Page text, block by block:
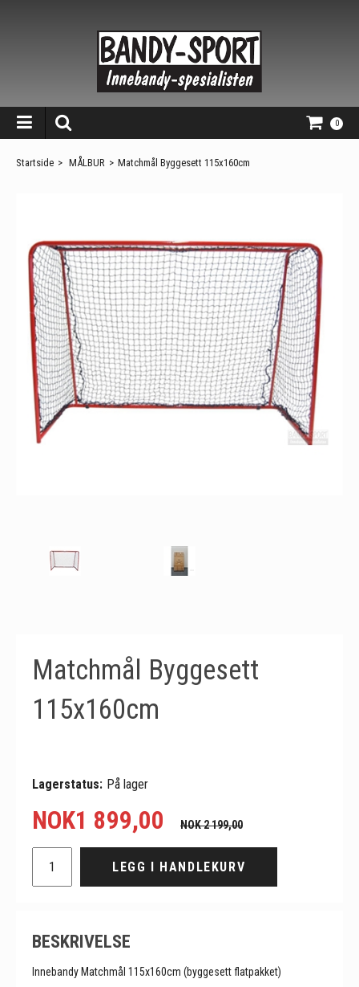
0
Startside > MÅLBUR > Matchmål Byggesett 115x160cm
Matchmål Byggesett
115x160cm
Lagerstatus: På lager
NOK1 899,00 NOK 2 199,00
LEGG I HANDLEKURV
BESKRIVELSE
Innebandy Matchmål 115x160cm (byggesett flatpakket)